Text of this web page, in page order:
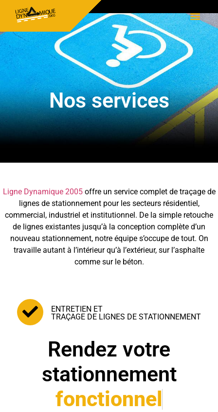
Services
Nos services
Ligne Dynamique 2005offre un service complet de traçage de
lignes de stationnement pour les secteurs résidentiel,
commercial, industriel et institutionnel. De la simple retouche
de lignes existantes jusqu’à la conception complète d’un
nouveau stationnement, notre équipe s’occupe de tout. On
travaille autant à l’intérieur qu’à l’extérieur, sur l’asphalte
comme sur le béton.
ENTRETIEN ET
TRAÇAGE DE LIGNES DE STATIONNEMENT
Rendez votre
stationnement
fonctionnel